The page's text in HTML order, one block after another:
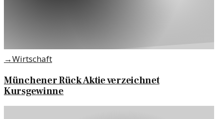
→Wirtschaft
Münchener Rück Aktie verzeichnet
Kursgewinne